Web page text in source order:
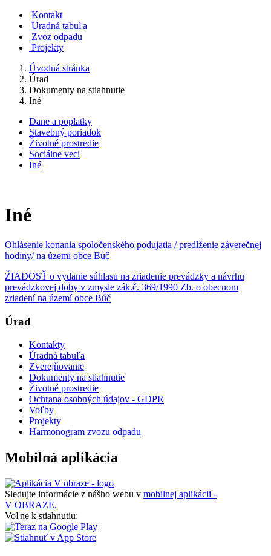
Kontakt
Uradná tabuľa
Zvoz odpadu
Projekty
Úvodná stránka
Úrad
Dokumenty na stiahnutie
Iné
Dane a poplatky
Stavebný poriadok
Životné prostredie
Sociálne veci
Iné
Iné
Ohlásenie konania spoločenského podujatia / predlženie záverečnej
hodiny/ na území obce Búč
ŽIADOSŤ o vydanie súhlasu na zriadenie prevádzky a návrhu
prevádzkovej doby v zmysle zák.č. 369/1990 Zb. o obecnom
zriadení na území obce Búč
Úrad
Kontakty
Úradná tabuľa
Zverejňovanie
Dokumenty na stiahnutie
Životné prostredie
Ochrana osobných údajov - GDPR
Voľby
Projekty
Harmonogram zvozu odpadu
Mobilná aplikácia
Sledujte informácie z nášho webu v mobilnej aplikácii -
V OBRAZE.
Voľne k stiahnutiu: